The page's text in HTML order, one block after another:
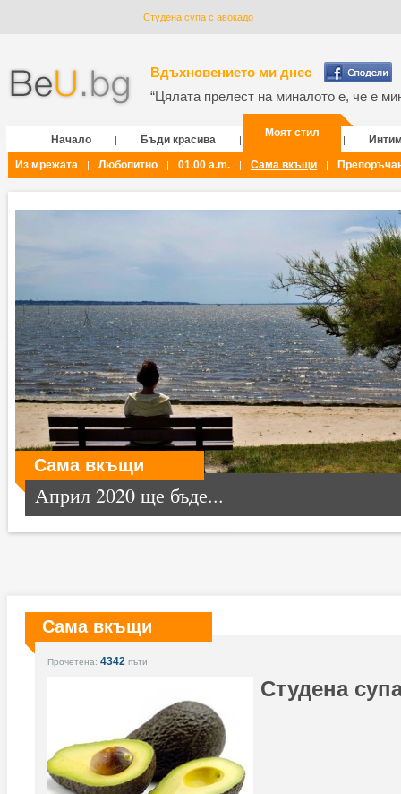
Студена супа с авокадо
Вдъхновението ми днес
“Цялата прелест на миналото е, че е
Начало | Бъди красива |
Моят стил
|
Из мрежата
| Любопитно | 01.00 a.m. | Сама вкъщи |
Сама вкъщи
Април 2020 ще бъде...
Сама вкъщи
Прочетена: 4342 пъти
Студена